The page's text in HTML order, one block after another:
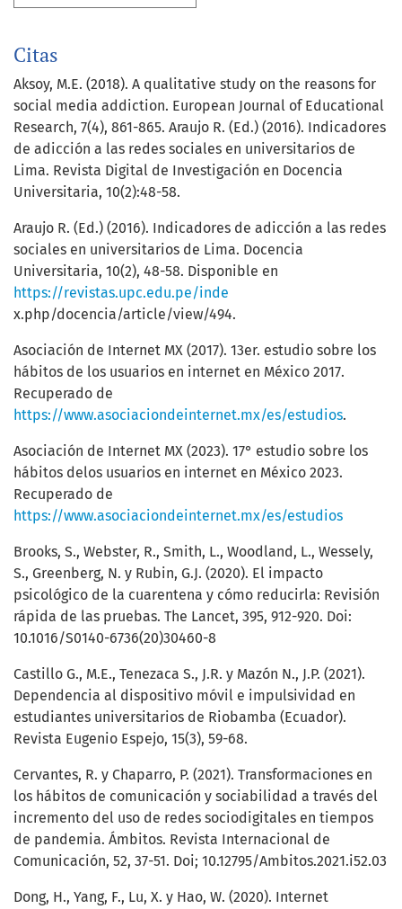
Citas
Aksoy, M.E. (2018). A qualitative study on the reasons for
social media addiction. European Journal of Educational
Research, 7(4), 861-865. Araujo R. (Ed.) (2016). Indicadores
de adicción a las redes sociales en universitarios de
Lima. Revista Digital de Investigación en Docencia
Universitaria, 10(2):48-58.
Araujo R. (Ed.) (2016). Indicadores de adicción a las redes
sociales en universitarios de Lima. Docencia
Universitaria, 10(2), 48-58. Disponible en
https://revistas.upc.edu.pe/inde
x.php/docencia/article/view/494.
Asociación de Internet MX (2017). 13er. estudio sobre los
hábitos de los usuarios en internet en México 2017.
Recuperado de
https://www.asociaciondeinternet.mx/es/estudios.
Asociación de Internet MX (2023). 17° estudio sobre los
hábitos delos usuarios en internet en México 2023.
Recuperado de
https://www.asociaciondeinternet.mx/es/estudios
Brooks, S., Webster, R., Smith, L., Woodland, L., Wessely,
S., Greenberg, N. y Rubin, G.J. (2020). El impacto
psicológico de la cuarentena y cómo reducirla: Revisión
rápida de las pruebas. The Lancet, 395, 912-920. Doi:
10.1016/S0140-6736(20)30460-8
Castillo G., M.E., Tenezaca S., J.R. y Mazón N., J.P. (2021).
Dependencia al dispositivo móvil e impulsividad en
estudiantes universitarios de Riobamba (Ecuador).
Revista Eugenio Espejo, 15(3), 59-68.
Cervantes, R. y Chaparro, P. (2021). Transformaciones en
los hábitos de comunicación y sociabilidad a través del
incremento del uso de redes sociodigitales en tiempos
de pandemia. Ámbitos. Revista Internacional de
Comunicación, 52, 37-51. Doi; 10.12795/Ambitos.2021.i52.03
Dong, H., Yang, F., Lu, X. y Hao, W. (2020). Internet